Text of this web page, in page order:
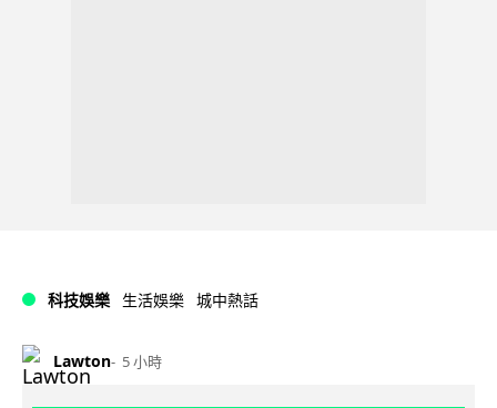
科技娛樂 生活娛樂 城中熱話
Lawton 5 小時